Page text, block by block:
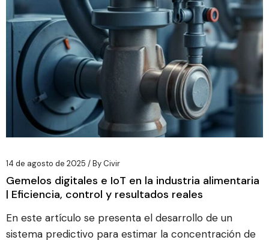
14 de agosto de 2025 ByCivir
Gemelos digitales e IoT en la industria alimentaria
| Eficiencia, control y resultados reales
En este artículo se presenta el desarrollo de un
sistema predictivo para estimar la concentración de